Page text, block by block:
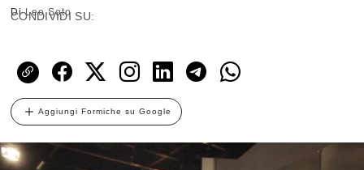
DiLeo Soto
CONDIVIDI SU:
Aggiungi Formiche su Google